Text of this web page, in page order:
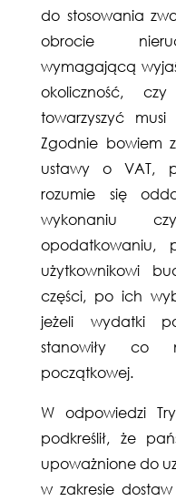
do stosowania
obrocie
wymagającą
okoliczność, czy
towarzyszyć
Zgodnie bowiem
ustawy o VAT,
rozumie się
wykonaniu
opodatkowaniu,
użytkownikowi
części, po ich
jeżeli wydatki
stanowiły co
początkowej.
W odpowiedzi
podkreślił, że
upoważnione do
w zakresie